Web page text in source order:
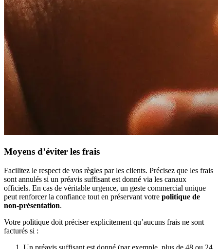
Moyens d’éviter les frais
Facilitez le respect de vos règles par les clients. Précisez que les frais
sont annulés si un préavis suffisant est donné via les canaux
officiels. En cas de véritable urgence, un geste commercial unique
peut renforcer la confiance tout en préservant votre politique de
non-présentation.
Votre politique doit préciser explicitement qu’aucuns frais ne sont
facturés si :
Un préavis suffisant est donné (par exemple, plus de 48 ou 24